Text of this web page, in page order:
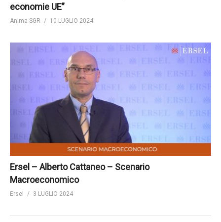
economie UE”
Anima SGR 10 LUGLIO 2024
Ersel – Alberto Cattaneo – Scenario
Macroeconomico
Ersel 3 LUGLIO 2024